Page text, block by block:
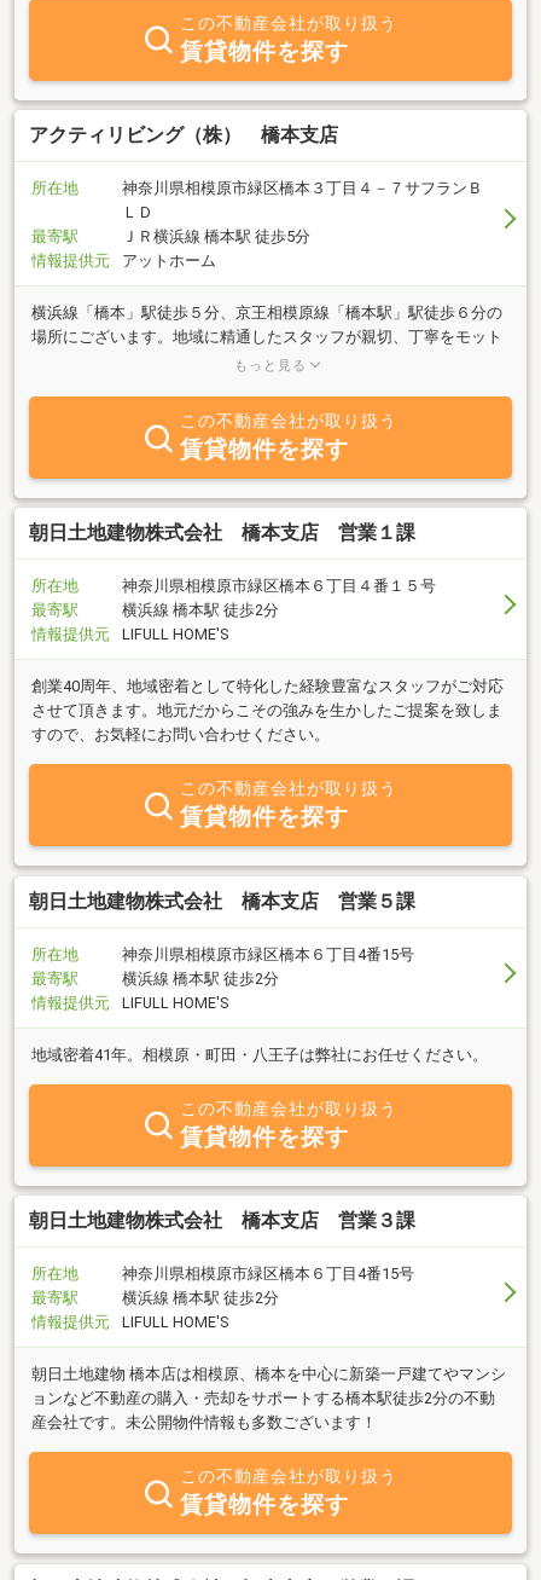
地域情報の発信を得意としております。女性スタッフによる女性な
らではのきめ細やかな対応でお部屋をご紹介いたします。“これか
ら”の“より快適な暮らし”の為のサポートは、アクティブイイダへお
まかせください。
この不動産会社が取り扱う
賃貸物件を探す
アクティリビング（株） 橋本支店
所在地
神奈川県相模原市緑区橋本３丁目４－７サフランＢ
ＬＤ
最寄駅
ＪＲ横浜線 橋本駅 徒歩5分
情報提供元
アットホーム
横浜線「橋本」駅徒歩５分、京王相模原線「橋本駅」駅徒歩６分の
場所にございます。地域に精通したスタッフが親切、丁寧をモット
ーにお住まい探しのお手伝いをいたします。またインターネットで
リフォーム工事は自社施工の為、他社よりお得にご提案できます。
是非一度、ご来店下さい。お待ちしております！
もっと見る
この不動産会社が取り扱う
賃貸物件を探す
朝日土地建物株式会社 橋本支店 営業１課
所在地
神奈川県相模原市緑区橋本６丁目４番１５号
最寄駅
横浜線 橋本駅 徒歩2分
情報提供元
LIFULL HOME'S
創業40周年、地域密着として特化した経験豊富なスタッフがご対応
させて頂きます。地元だからこその強みを生かしたご提案を致しま
すので、お気軽にお問い合わせください。
この不動産会社が取り扱う
賃貸物件を探す
朝日土地建物株式会社 橋本支店 営業５課
所在地
神奈川県相模原市緑区橋本６丁目4番15号
最寄駅
横浜線 橋本駅 徒歩2分
情報提供元
LIFULL HOME'S
地域密着41年。相模原・町田・八王子は弊社にお任せください。
この不動産会社が取り扱う
賃貸物件を探す
朝日土地建物株式会社 橋本支店 営業３課
所在地
神奈川県相模原市緑区橋本６丁目4番15号
最寄駅
横浜線 橋本駅 徒歩2分
情報提供元
LIFULL HOME'S
朝日土地建物 橋本店は相模原、橋本を中心に新築一戸建てやマンシ
ョンなど不動産の購入・売却をサポートする橋本駅徒歩2分の不動
産会社です。未公開物件情報も多数ございます！
この不動産会社が取り扱う
賃貸物件を探す